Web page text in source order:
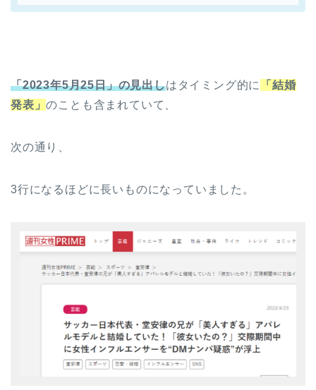
「2023年5月25日」の見出しはタイミング的に 「結婚
発表」のことも含まれていて、
次の通り、
3行になるほどに長いものになっていました。